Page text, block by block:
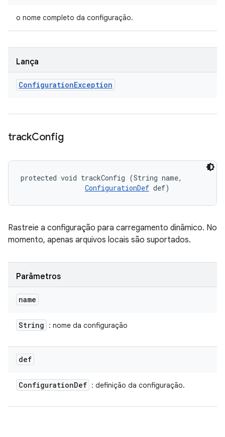
o nome completo da configuração.
Lança
ConfigurationException
trackConfig
protected void trackConfig (String name,
ConfigurationDef def)
Rastreie a configuração para carregamento dinâmico. No
momento, apenas arquivos locais são suportados.
Parâmetros
name
String : nome da configuração
def
ConfigurationDef : definição da configuração.